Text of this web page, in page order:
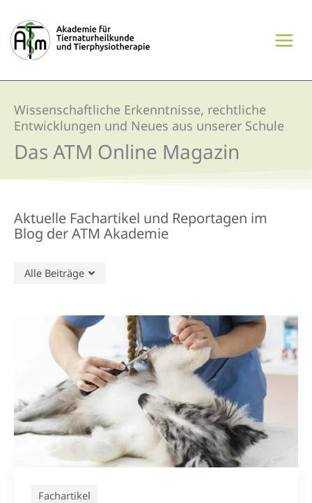
Inhalt
springen
Wissenschaftliche Erkenntnisse, rechtliche
Entwicklungen und Neues aus unserer Schule
Das ATM ​Online Magazin
Aktuelle Fachartikel und Reportagen im
Blog der ATM Akademie
Alle Beiträge
Fachartikel